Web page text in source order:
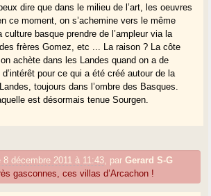
dire que dans le milieu de l’art, les oeuvres
ce moment, on s’achemine vers le même
basque prendre de l’ampleur via la
frères Gomez, etc ... La raison ? La côte
achète dans les Landes quand on a de
d’intérêt pour ce qui a été créé autour de la
toujours dans l’ombre des Basques.
est désormais tenue Sourgen.
8 décembre 2011 à 11:43 parGerard S-G
gasconnes, ces villas d’Arcachon !